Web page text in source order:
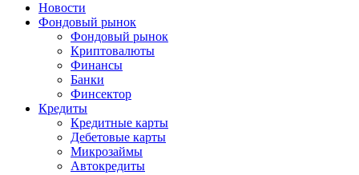
Новости
Фондовый рынок
Фондовый рынок
Криптовалюты
Финансы
Банки
Финсектор
Кредиты
Кредитные карты
Дебетовые карты
Микрозаймы
Автокредиты